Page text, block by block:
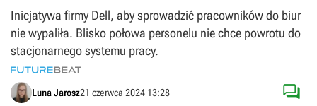
Inicjatywa firmy Dell, aby sprowadzić pracowników do biur
nie wypaliła. Blisko połowa personelu nie chce powrotu do
stacjonarnego systemu pracy.
Luna Jarosz21 czerwca 2024 13:28 